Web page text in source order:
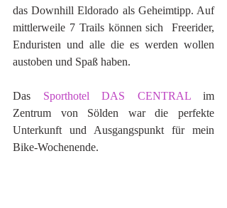
das Downhill Eldorado als Geheimtipp. Auf
mittlerweile 7 Trails können sich  Freerider,
Enduristen und alle die es werden wollen
austoben und Spaß haben.
Das Sporthotel DAS CENTRAL im
Zentrum von Sölden war die perfekte
Unterkunft und Ausgangspunkt für mein
Bike-Wochenende.